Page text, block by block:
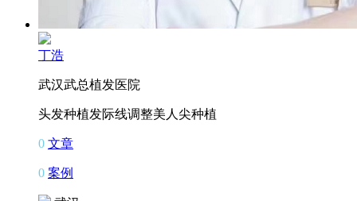
丁浩
武汉武总植发医院
头发种植发际线调整美人尖种植
0 文章
0 案例